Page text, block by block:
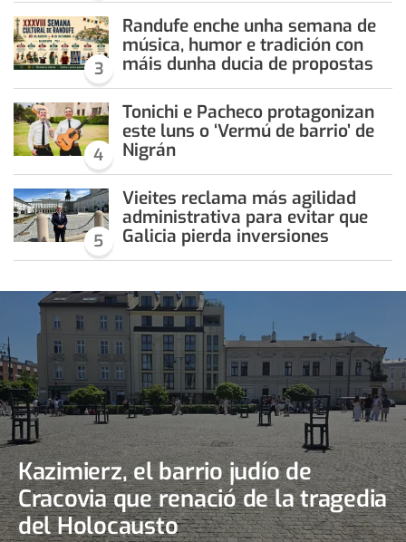
3
Randufe enche unha semana de
música, humor e tradición con
máis dunha ducia de propostas
4
Tonichi e Pacheco protagonizan
este luns o ‘Vermú de barrio’ de
Nigrán
5
Vieites reclama más agilidad
administrativa para evitar que
Galicia pierda inversiones
Kazimierz, el barrio judío de
Cracovia que renació de la tragedia
del Holocausto